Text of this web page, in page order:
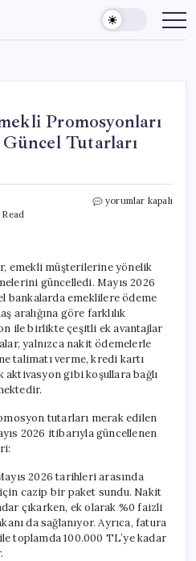
Promosyonları
Tutarları
Bayram
Bankalar
Güncel
Tutarları
Açıkladı
için
yorumlar kapalı
emekli müşterilerine yönelik
güncelledi. Mayıs 2026
bankalarda emeklilere ödeme
aralığına göre farklılık
ile birlikte çeşitli ek avantajlar
yalnızca nakit ödemelerle
talimatı verme, kredi kartı
aktivasyon gibi koşullara bağlı
tutarları merak edilen
2026 itibarıyla güncellenen
2026 tarihleri arasında
cazip bir paket sundu. Nakit
çıkarken, ek olarak %0 faizli
da sağlanıyor. Ayrıca, fatura
toplamda 100.000 TL’ye kadar